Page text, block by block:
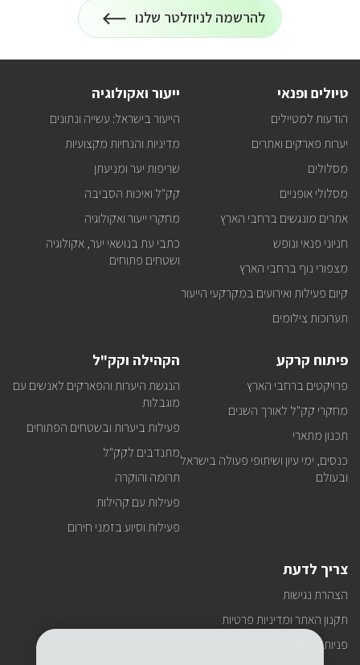
הרשמה
לניוזלטר
להרשמה לניוזלטר שלנו
על
כל
במייל
טיולים ופנאי
הודעות למטיילים
יערות פארקים ואתרים
מסלולים
מסלולי אופניים
אתרים מונגשים ברחבי הארץ
חניוני פנאי ונופש
מצפורי נוף ברחבי הארץ
קיום פעילות ואירועים במקרקעי הייעור
תערוכות צילומים
ייעור ואקולוגיה
הייעור בישראל: עשייה ונתונים
מדיניות והנחיות מקצועיות
שריפות יער ומניעתן
קק"ל ואיכות הסביבה
מחקרי ייעור ואקולוגיה
כתבי עת בנושאי יער, אקולוגיה
ושטחים פתוחים
פיתוח קרקע
פרויקטים ברחבי הארץ
מחקרי קק"ל לאורך השנים
תכנון מתארי
כנסים, ימי עיון ושיתופי פעולה בישראל
ובעולם
הקהילה וקק"ל
הנגשת היערות והפארקים לאנשים עם
מוגבלות
פעילות ביערות ובשטחים הפתוחים
מתנדבים לקק"ל
תרומה והוקרה
פעילות עם קהילות
פעילות וסיוע בזמני חירום
צריך לדעת
הצהרת נגישות
תקנון האתר ומדיניות פרטיות
פניות הציבור